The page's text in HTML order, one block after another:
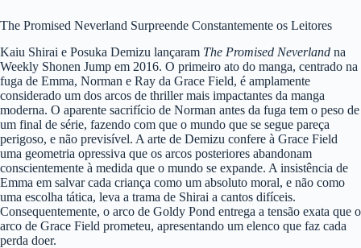
The Promised Neverland Surpreende Constantemente os Leitores
Kaiu Shirai e Posuka Demizu lançaram The Promised Neverland na
Weekly Shonen Jump em 2016. O primeiro ato do manga, centrado na
fuga de Emma, Norman e Ray da Grace Field, é amplamente
considerado um dos arcos de thriller mais impactantes da manga
moderna. O aparente sacrifício de Norman antes da fuga tem o peso de
um final de série, fazendo com que o mundo que se segue pareça
perigoso, e não previsível. A arte de Demizu confere à Grace Field
uma geometria opressiva que os arcos posteriores abandonam
conscientemente à medida que o mundo se expande. A insistência de
Emma em salvar cada criança como um absoluto moral, e não como
uma escolha tática, leva a trama de Shirai a cantos difíceis.
Consequentemente, o arco de Goldy Pond entrega a tensão exata que o
arco de Grace Field prometeu, apresentando um elenco que faz cada
perda doer.